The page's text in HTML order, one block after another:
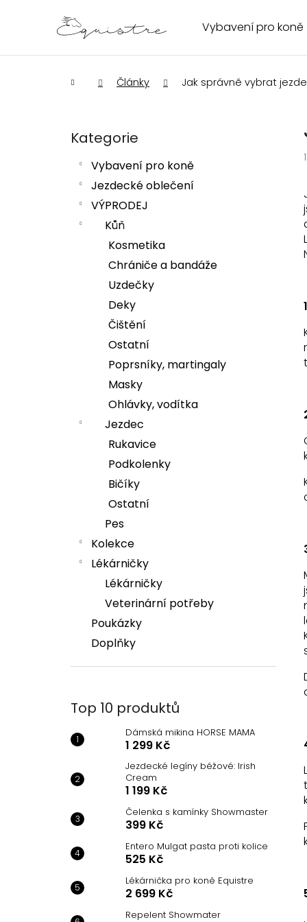
Vybavení pro koně
Domů Články Jak správně vybrat
Přeskočit
Kategorie
Vybavení pro koně
Jezdecké oblečení
VÝPRODEJ
Kůň
Kosmetika
Chrániče a bandáže
Uzdečky
Deky
Čištění
Ostatní
Poprsníky, martingaly
Masky
Ohlávky, vodítka
Jezdec
Rukavice
Podkolenky
Bičíky
Ostatní
Pes
Kolekce
Lékárničky
Lékárničky
Veterinární potřeby
Poukázky
Doplňky
Top 10 produktů
Dámská mikina HORSE MAMA
1 299 Kč
Jezdecké legíny béžové: Irish
Cream
1 199 Kč
Čelenka s kamínky Showmaster
399 Kč
Entero Mulgat pasta proti kolice
525 Kč
Lékárnička pro koně Equistre
2 699 Kč
Repelent Showmater
í
Zpět
do
Zpět
do
1 299 Kč